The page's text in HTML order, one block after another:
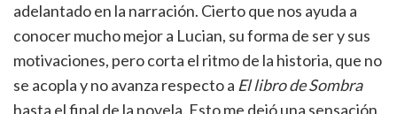
adelantado en la narración. Cierto que nos ayuda a
conocer mucho mejor a Lucian, su forma de ser y sus
motivaciones, pero corta el ritmo de la historia, que no
se acopla y no avanza respecto a El libro de Sombra
hasta el final de la novela. Esto me dejó una sensación